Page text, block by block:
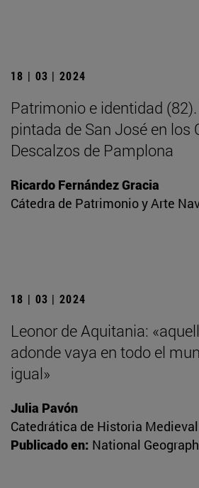
18 | 03 | 2024
Patrimonio e identidad
pintada de San José en los
Descalzos de Pamplona
Ricardo Fernández Gracia
Cátedra de Patrimonio y Arte
18 | 03 | 2024
Leonor de Aquitania:
adonde vaya en todo el
igual»
Julia Pavón
Catedrática de Historia Medieval
Publicado en: National